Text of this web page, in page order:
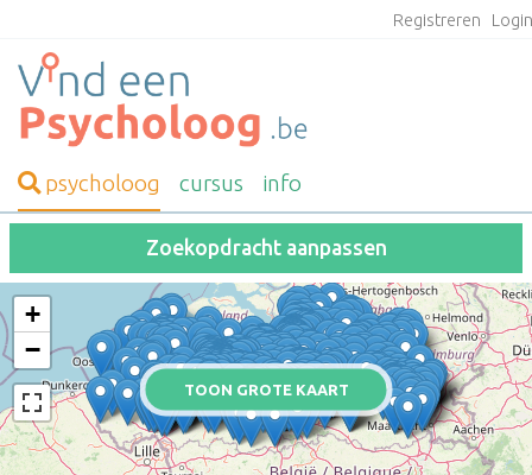
Registreren
psycholoog cursus info
Zoekopdracht aanpassen
TOON GROTE KAART
+
−